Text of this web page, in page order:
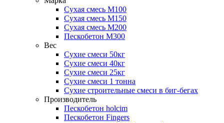
Сухая смесь М100
Сухая смесь М150
Сухая смесь М200
Пескобетон М300
Вес
Сухие смеси 50кг
Сухие смеси 40кг
Сухие смеси 25кг
Сухие смеси 1 тонна
Сухие строительные смеси в биг-бегах
Производитель
Пескобетон holcim
Пескобетон Fingers